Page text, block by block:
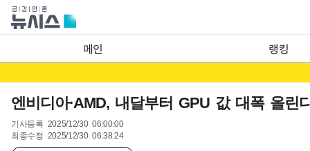
메인 랭킹
엔비디아·AMD, 내달부터 GPU 값 대폭 올린
기사등록 2025/12/30 06:00:00
최종수정 2025/12/30 06:38:24